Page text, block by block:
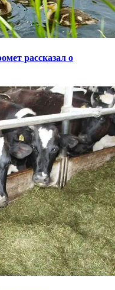
рассказал о